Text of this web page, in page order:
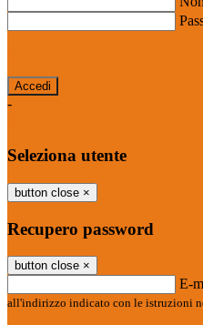
-
Seleziona utente
button close ×
Recupero password
button close ×
E-
all'indirizzo indicato con le istruzioni